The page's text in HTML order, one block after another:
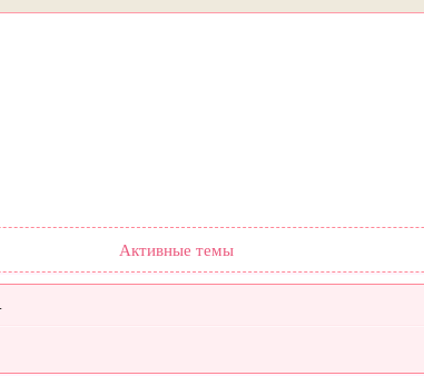
Активные темы